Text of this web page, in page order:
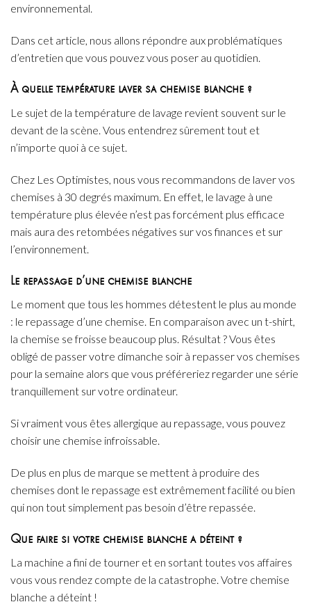
environnemental.
Dans cet article, nous allons répondre aux problématiques
d’entretien que vous pouvez vous poser au quotidien.
À quelle température laver sa chemise blanche ?
Le sujet de la température de lavage revient souvent sur le
devant de la scène. Vous entendrez sûrement tout et
n’importe quoi à ce sujet.
Chez Les Optimistes, nous vous recommandons de laver vos
chemises à 30 degrés maximum. En effet, le lavage à une
température plus élevée n’est pas forcément plus efficace
mais aura des retombées négatives sur vos finances et sur
l’environnement.
Le repassage d’une chemise blanche
Le moment que tous les hommes détestent le plus au monde
: le repassage d’une chemise. En comparaison avec un t-shirt,
la chemise se froisse beaucoup plus. Résultat ? Vous êtes
obligé de passer votre dimanche soir à repasser vos chemises
pour la semaine alors que vous préféreriez regarder une série
tranquillement sur votre ordinateur.
Si vraiment vous êtes allergique au repassage, vous pouvez
choisir une chemise infroissable.
De plus en plus de marque se mettent à produire des
chemises dont le repassage est extrêmement facilité ou bien
qui non tout simplement pas besoin d’être repassée.
Que faire si votre chemise blanche a déteint ?
La machine a fini de tourner et en sortant toutes vos affaires
vous vous rendez compte de la catastrophe. Votre chemise
blanche a déteint !